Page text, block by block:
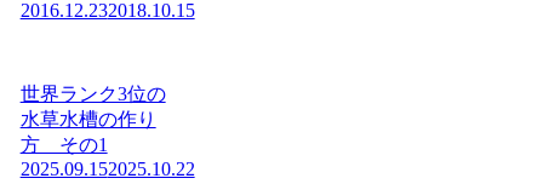
2016.12.232018.10.15
世界ランク3位の
水草水槽の作り
方 その1
2025.09.152025.10.22